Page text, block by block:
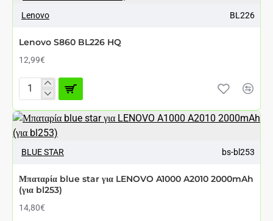
2000mAh
(για
BL261
Lenovo BL226
Lenovo S860 BL226 HQ
12,99€
Lenovo
BL226
ΑΠΌ 7 ΈΩΣ 12 ΗΜΈΡΕΣ
BLUE STAR bs-bl253
Μπαταρία blue star για LENOVO A1000 A2010 2000mAh
(για bl253)
14,80€